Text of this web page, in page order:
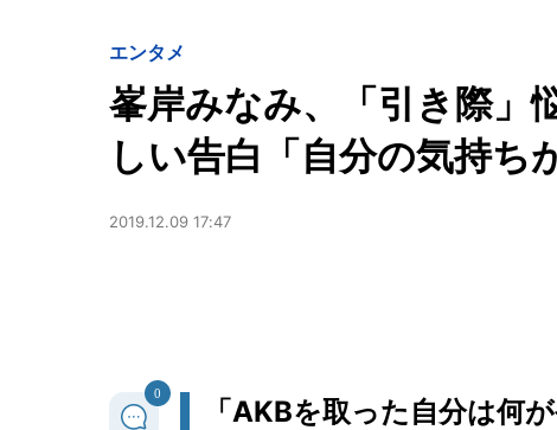
エンタメ
峯岸みなみ、「引き際
しい告白「自分の気持ち
2019.12.09 17:47
0
「AKBを取った自分は何